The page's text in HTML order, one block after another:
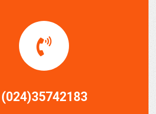
(024)35742183